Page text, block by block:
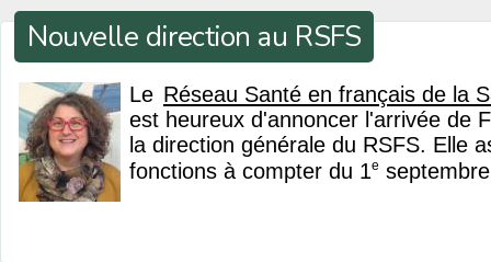
Nouvelle direction au RSFS
Le Réseau Santé en français de la
est heureux d'annoncer l'arrivée de
la direction générale du RSFS. Elle
fonctions à compter du 1e